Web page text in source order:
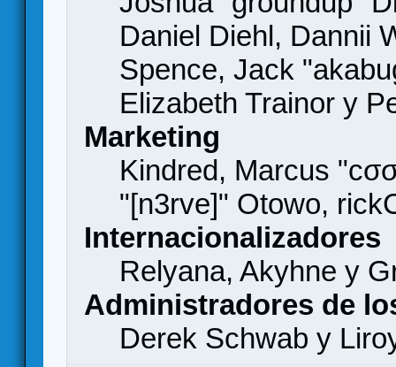
Daniel Diehl, Dannii
Spence, Jack
Elizabeth Trainor y
Marketing
Kindred, Marcus
"[n3rve]" Otowo,
Internacionalizadores
Relyana, Akyhne y
Administradores de
Derek Schwab y